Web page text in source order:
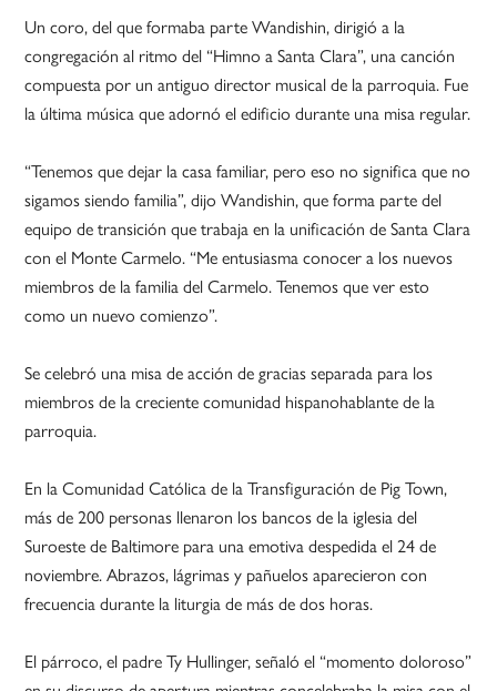
Un coro, del que formaba parte Wandishin, dirigió a la
congregación al ritmo del “Himno a Santa Clara”, una canción
compuesta por un antiguo director musical de la parroquia. Fue
la última música que adornó el edificio durante una misa regular.
“Tenemos que dejar la casa familiar, pero eso no significa que no
sigamos siendo familia”, dijo Wandishin, que forma parte del
equipo de transición que trabaja en la unificación de Santa Clara
con el Monte Carmelo. “Me entusiasma conocer a los nuevos
miembros de la familia del Carmelo. Tenemos que ver esto
como un nuevo comienzo”.
Se celebró una misa de acción de gracias separada para los
miembros de la creciente comunidad hispanohablante de la
parroquia.
En la Comunidad Católica de la Transfiguración de Pig Town,
más de 200 personas llenaron los bancos de la iglesia del
Suroeste de Baltimore para una emotiva despedida el 24 de
noviembre. Abrazos, lágrimas y pañuelos aparecieron con
frecuencia durante la liturgia de más de dos horas.
El párroco, el padre Ty Hullinger, señaló el “momento doloroso”